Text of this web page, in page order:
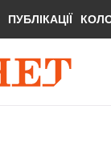
ПУБЛІКАЦІЇ